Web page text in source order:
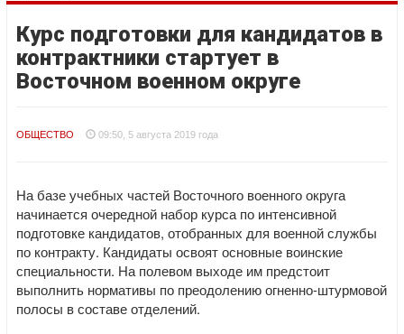
Курс подготовки для кандидатов в
контрактники стартует в
Восточном военном округе
ОБЩЕСТВО 09:50, 5 августа 2019 года
На базе учебных частей Восточного военного округа
начинается очередной набор курса по интенсивной
подготовке кандидатов, отобранных для военной службы
по контракту. Кандидаты освоят основные воинские
специальности. На полевом выходе им предстоит
выполнить нормативы по преодолению огненно-штурмовой
полосы в составе отделений.